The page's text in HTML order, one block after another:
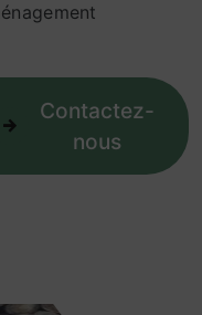
Contactez-
nous